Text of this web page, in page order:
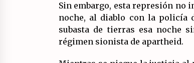
Sin embargo, esta represión no
noche, al diablo con la policía
subasta de tierras esa noche
régimen sionista de apartheid.